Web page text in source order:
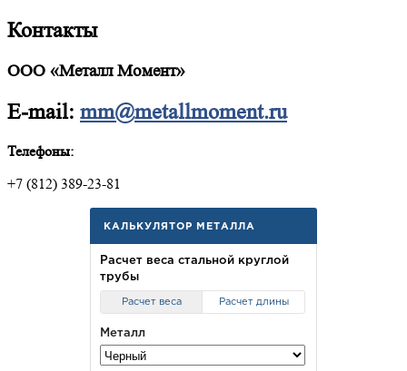
Контакты
ООО «Металл Момент»
E-mail: mm@metallmoment.ru
Телефоны:
+7 (812) 389-23-81